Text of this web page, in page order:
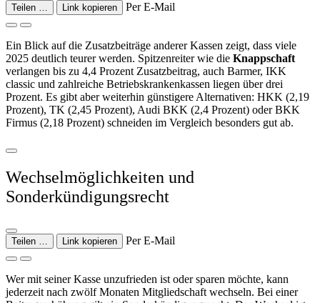
Teilen … Link kopieren Per E-Mail
Ein Blick auf die Zusatzbeiträge anderer Kassen zeigt, dass viele
2025 deutlich teurer werden. Spitzenreiter wie die Knappschaft
verlangen bis zu 4,4 Prozent Zusatzbeitrag, auch Barmer, IKK
classic und zahlreiche Betriebskrankenkassen liegen über drei
Prozent. Es gibt aber weiterhin günstigere Alternativen: HKK (2,19
Prozent), TK (2,45 Prozent), Audi BKK (2,4 Prozent) oder BKK
Firmus (2,18 Prozent) schneiden im Vergleich besonders gut ab.
Wechselmöglichkeiten und
Sonderkündigungsrecht
Teilen … Link kopieren Per E-Mail
Wer mit seiner Kasse unzufrieden ist oder sparen möchte, kann
jederzeit nach zwölf Monaten Mitgliedschaft wechseln. Bei einer